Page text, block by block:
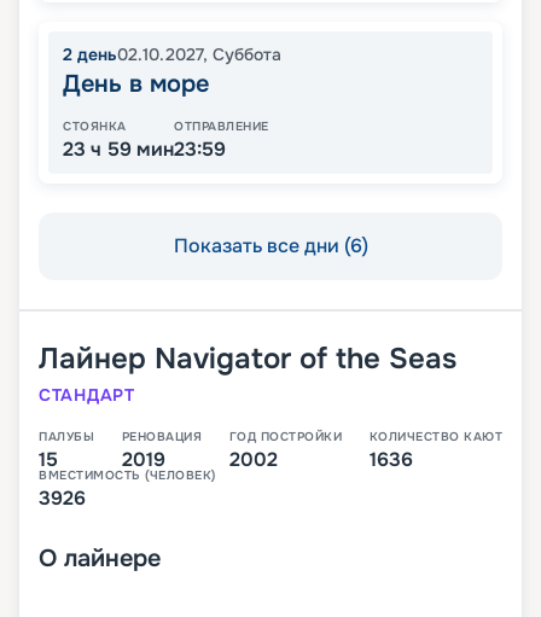
2 день02.10.2027, Суббота
День в море
СТОЯНКА
23 ч 59 мин
ОТПРАВЛЕНИЕ
23:59
Показать все дни (6)
Лайнер Navigator of the Seas
СТАНДАРТ
ПАЛУБЫ
15
РЕНОВАЦИЯ
2019
ГОД ПОСТРОЙКИ
2002
КОЛИЧЕСТВО КАЮТ
1636
ВМЕСТИМОСТЬ (ЧЕЛОВЕК)
3926
О лайнере